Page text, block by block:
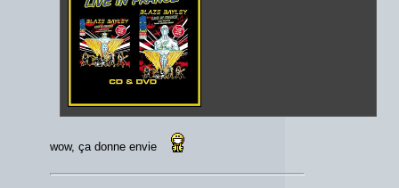
wow, ça donne envie